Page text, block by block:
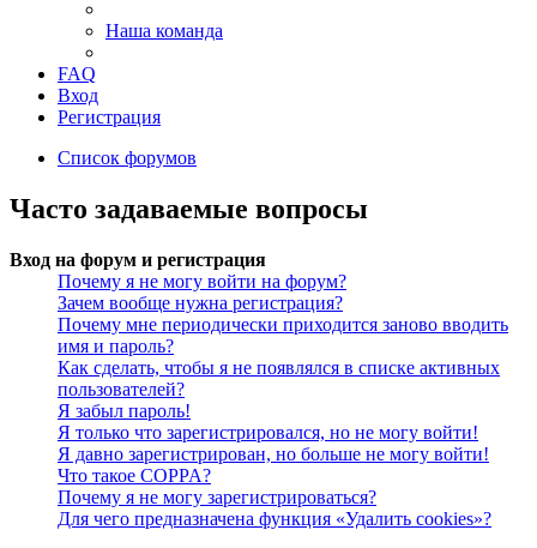
Наша команда
FAQ
Вход
Регистрация
Список форумов
Часто задаваемые вопросы
Вход на форум и регистрация
Почему я не могу войти на форум?
Зачем вообще нужна регистрация?
Почему мне периодически приходится заново вводить
имя и пароль?
Как сделать, чтобы я не появлялся в списке активных
пользователей?
Я забыл пароль!
Я только что зарегистрировался, но не могу войти!
Я давно зарегистрирован, но больше не могу войти!
Что такое COPPA?
Почему я не могу зарегистрироваться?
Для чего предназначена функция «Удалить cookies»?